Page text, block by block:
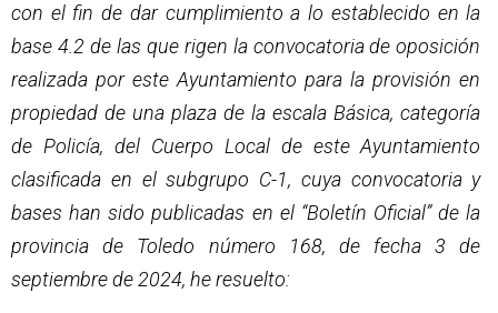
con el fin de dar cumplimiento a lo establecido en la
base 4.2 de las que rigen la convocatoria de oposición
realizada por este Ayuntamiento para la provisión en
propiedad de una plaza de la escala Básica, categoría
de Policía, del Cuerpo Local de este Ayuntamiento
clasificada en el subgrupo C-1, cuya convocatoria y
bases han sido publicadas en el “Boletín Oficial” de la
provincia de Toledo número 168, de fecha 3 de
septiembre de 2024, he resuelto: